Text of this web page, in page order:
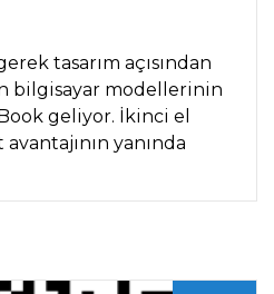
tasarım açısından
bilgisayar modellerinin
geliyor. İkinci el
yanında